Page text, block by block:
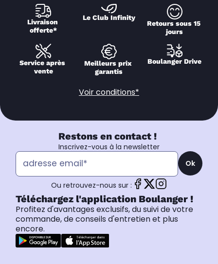
Livraison
offerte*
Le Club Infinity
Retours sous 15
jours
Service après
vente
Meilleurs prix
garantis
Boulanger Drive
Voir conditions*
Restons en contact !
Inscrivez-vous à la newsletter
Ok
Ou retrouvez-nous sur :
Téléchargez l'application Boulanger !
Profitez d'avantages exclusifs, du suivi de votre
commande, de conseils d'entretien et plus
encore.